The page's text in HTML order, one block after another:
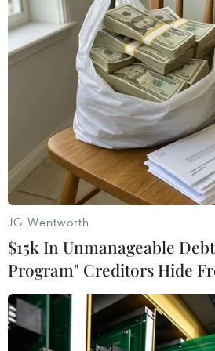
#Lạng Sơn #Hải
#Chế tạo súng
#Truy nã tội phạm
Hải Dương
Theo dõi VietnamPlus
TIN LIÊN QUAN
JG Wentworth
$15k In Unmanageable
Program" Creditors Hide